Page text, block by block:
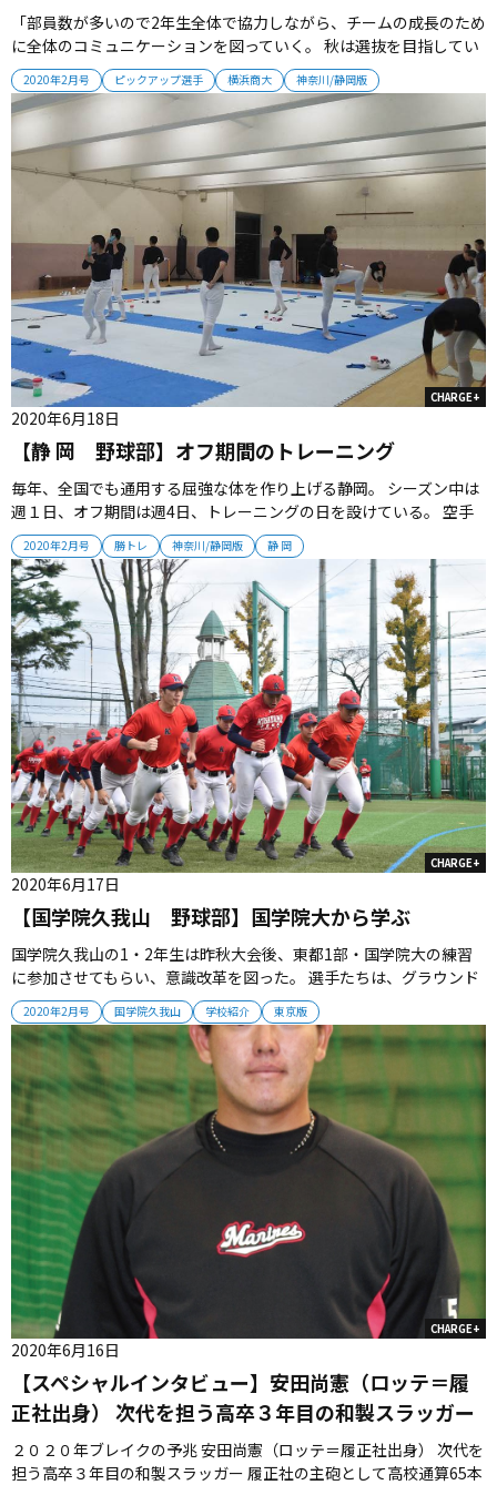
2020年2月号 ピックアップ選手 横浜商大 神奈川/静岡版
「部員数が多いので2年生全体で協力しながら、チームの成長のため
に全体のコミュニケーションを図っていく。 秋は選抜を目指してい
たがベスト8で負けてしまった。 攻守の課題はあるが前向きに捉え
て、春・夏へ向けて練習を続けていく。 自分たちの代で甲子園出場
を決めるつもりで戦っていく」...
CHARGE+
2020年2月号 勝トレ 神奈川/静岡版 静 岡
【静 岡 野球部】オフ期間のトレーニング
2020年6月18日
毎年、全国でも通用する屈強な体を作り上げる静岡。 シーズン中は
週１日、オフ期間は週4日、トレーニングの日を設けている。 空手
場と同じスペースにあるトレーニング室には、様々な器具が並び、
選手たちは黙々とメニューをこなしていく。 「自分との戦いになる
ので、精神面にも良い影響が出る」と栗林監督。 ひと冬を乗り越え
ると、心と体...
CHARGE+
2020年2月号 国学院久我山 学校紹介 東京版
【国学院久我山 野球部】国学院大から学ぶ
2020年6月17日
国学院久我山の1・2年生は昨秋大会後、東都1部・国学院大の練習
に参加させてもらい、意識改革を図った。 選手たちは、グラウンド
上の技術だけではなく、規律や迅速な動きなどグラウンド外の行動
の重要性も学んだという。 選手たちは、貴重な経験をトレーニング
に落とし込み、自己成長を図る。 ...
CHARGE+
【スペシャルインタビュー】安田尚憲（ロッテ＝履
正社出身） 次代を担う高卒３年目の和製スラッガー
2020年6月16日
２０２０年ブレイクの予兆 安田尚憲（ロッテ＝履正社出身） 次代を
担う高卒３年目の和製スラッガー 履正社の主砲として高校通算65本